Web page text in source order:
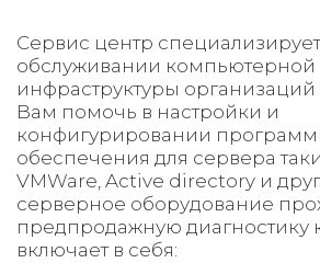
Сервис центр
обслуживании компьютерной
инфраструктуры
Вам помочь в настройки и
конфигурировании
обеспечения для сервера
VMWare, Active directory и
серверное оборудование
предпродажную диагностику
включает в себя: